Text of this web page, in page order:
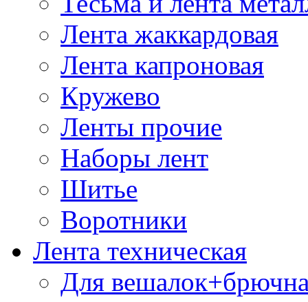
Лента жаккардовая
Лента капроновая
Кружево
Ленты прочие
Наборы лент
Шитье
Воротники
Лента техническая
Для